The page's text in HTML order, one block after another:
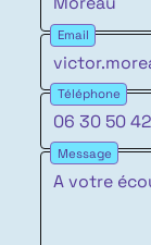
Email
Téléphone
Message